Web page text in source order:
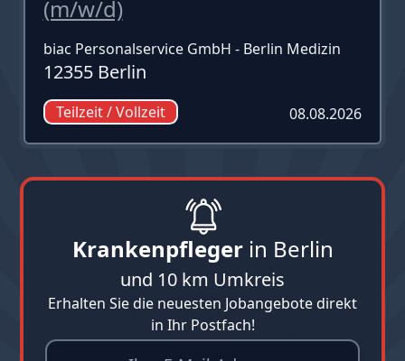
(m/w/d)
biac Personalservice GmbH - Berlin Medizin
12355 Berlin
Teilzeit / Vollzeit 08.08.2026
Krankenpflegerin Berlin
und 10 km Umkreis
Erhalten Sie die neuesten Jobangebote direkt
in Ihr Postfach!